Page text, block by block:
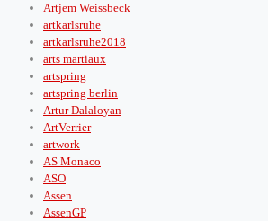
Artjem Weissbeck
artkarlsruhe
artkarlsruhe2018
arts martiaux
artspring
artspring berlin
Artur Dalaloyan
ArtVerrier
artwork
AS Monaco
ASO
Assen
AssenGP